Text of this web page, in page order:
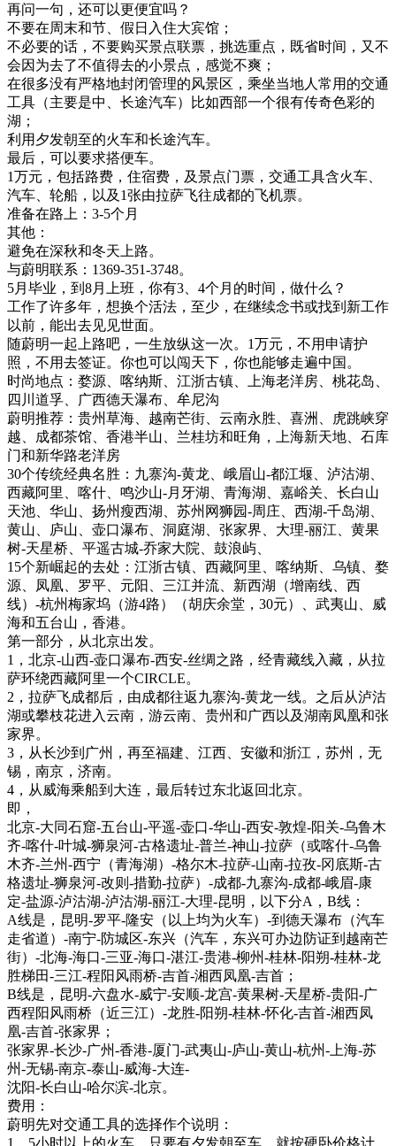
再问一句，还可以更便宜吗？
不要在周末和节、假日入住大宾馆；
不必要的话，不要购买景点联票，挑选重点，既省时间，又不
会因为去了不值得去的小景点，感觉不爽；
在很多没有严格地封闭管理的风景区，乘坐当地人常用的交通
工具（主要是中、长途汽车）比如西部一个很有传奇色彩的
湖；
利用夕发朝至的火车和长途汽车。
最后，可以要求搭便车。
1万元，包括路费，住宿费，及景点门票，交通工具含火车、
汽车、轮船，以及1张由拉萨飞往成都的飞机票。
准备在路上：3-5个月
其他：
避免在深秋和冬天上路。
与蔚明联系：1369-351-3748。
5月毕业，到8月上班，你有3、4个月的时间，做什么？
工作了许多年，想换个活法，至少，在继续念书或找到新工作
以前，能出去见见世面。
随蔚明一起上路吧，一生放纵这一次。1万元，不用申请护
照，不用去签证。你也可以闯天下，你也能够走遍中国。
时尚地点：婺源、喀纳斯、江浙古镇、上海老洋房、桃花岛、
四川道孚、广西德天瀑布、牟尼沟
蔚明推荐：贵州草海、越南芒街、云南永胜、喜洲、虎跳峡穿
越、成都茶馆、香港半山、兰桂坊和旺角，上海新天地、石库
门和新华路老洋房
30个传统经典名胜：九寨沟-黄龙、峨眉山-都江堰、泸沽湖、
西藏阿里、喀什、鸣沙山-月牙湖、青海湖、嘉峪关、长白山
天池、华山、扬州瘦西湖、苏州网狮园-周庄、西湖-千岛湖、
黄山、庐山、壶口瀑布、洞庭湖、张家界、大理-丽江、黄果
树-天星桥、平遥古城-乔家大院、鼓浪屿、
15个新崛起的去处：江浙古镇、西藏阿里、喀纳斯、乌镇、婺
源、凤凰、罗平、元阳、三江并流、新西湖（增南线、西
线）-杭州梅家坞（游4路）（胡庆余堂，30元）、武夷山、威
海和五台山，香港。
第一部分，从北京出发。
1，北京-山西-壶口瀑布-西安-丝绸之路，经青藏线入藏，从拉
萨环绕西藏阿里一个CIRCLE。
2，拉萨飞成都后，由成都往返九寨沟-黄龙一线。之后从泸沽
湖或攀枝花进入云南，游云南、贵州和广西以及湖南凤凰和张
家界。
3，从长沙到广州，再至福建、江西、安徽和浙江，苏州，无
锡，南京，济南。
4，从威海乘船到大连，最后转过东北返回北京。
即，
北京-大同石窟-五台山-平遥-壶口-华山-西安-敦煌-阳关-乌鲁木
齐-喀什-叶城-狮泉河-古格遗址-普兰-神山-拉萨（或喀什-乌鲁
木齐-兰州-西宁（青海湖）-格尔木-拉萨-山南-拉孜-冈底斯-古
格遗址-狮泉河-改则-措勤-拉萨）-成都-九寨沟-成都-峨眉-康
定-盐源-泸沽湖-泸沽湖-丽江-大理-昆明，以下分A，B线：
A线是，昆明-罗平-隆安（以上均为火车）-到德天瀑布（汽车
走省道）-南宁-防城区-东兴（汽车，东兴可办边防证到越南芒
街）-北海-海口-三亚-海口-湛江-贵港-柳州-桂林-阳朔-桂林-龙
胜梯田-三江-程阳风雨桥-吉首-湘西凤凰-吉首；
B线是，昆明-六盘水-威宁-安顺-龙宫-黄果树-天星桥-贵阳-广
西程阳风雨桥（近三江）-龙胜-阳朔-桂林-怀化-吉首-湘西凤
凰-吉首-张家界；
张家界-长沙-广州-香港-厦门-武夷山-庐山-黄山-杭州-上海-苏
州-无锡-南京-泰山-威海-大连-
沈阳-长白山-哈尔滨-北京。
费用：
蔚明先对交通工具的选择作个说明：
1，5小时以上的火车，只要有夕发朝至车，就按硬卧价格计